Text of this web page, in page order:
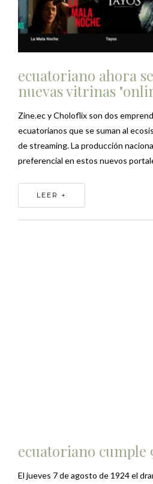
ecuatoriano ahora
nuevas vitrinas
Zine.ec y Choloflix son dos
ecuatorianos que se suman al
de streaming. La producción
preferencial en estos nuevos
LEER +
ecuatoriano cumple
El jueves 7 de agosto de 1924 el